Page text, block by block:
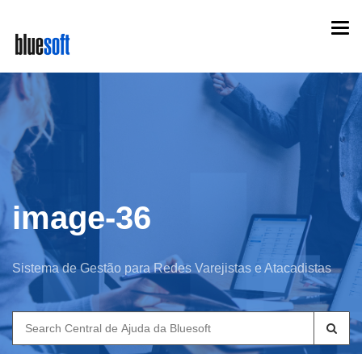
main
content
image-36
Sistema de Gestão para Redes Varejistas e Atacadistas
Search
for: